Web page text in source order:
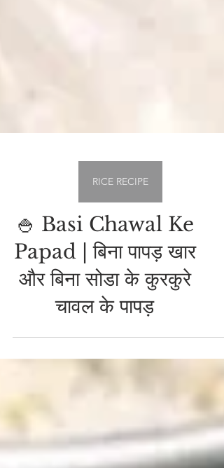
🍚 Basi Chawal Ke
Papad | बिना पापड़ खार
और बिना सोडा के कुरकुरे
चावल के पापड़